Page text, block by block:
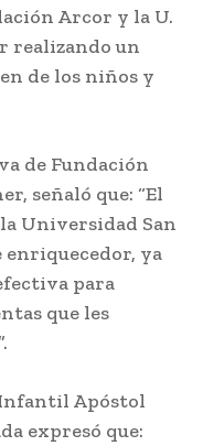
Arcor y la U.
realizando un
de los niños y
de Fundación
señaló que: “El
Universidad San
enriquecedor, ya
para
que les
Apóstol
expresó que: